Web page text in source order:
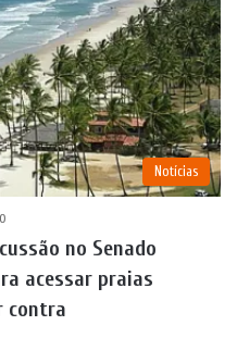
Notícias
0
no Senado
acessar praias
contra